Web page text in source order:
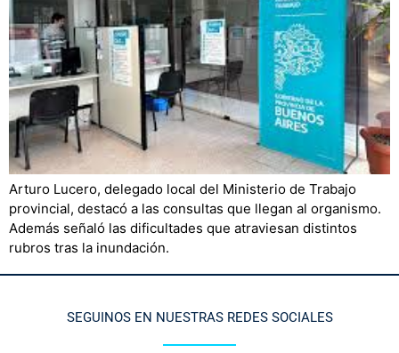
Arturo Lucero, delegado local del Ministerio de Trabajo
provincial, destacó a las consultas que llegan al organismo.
Además señaló las dificultades que atraviesan distintos
rubros tras la inundación.
SEGUINOS EN NUESTRAS REDES SOCIALES